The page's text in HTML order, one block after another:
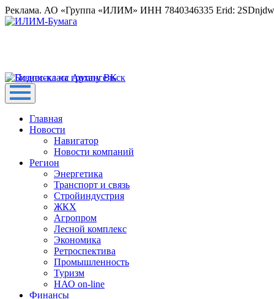
Реклама. АО «Группа «ИЛИМ» ИНН 7840346335 Erid:
Главная
Новости
Навигатор
Новости компаний
Регион
Энергетика
Транспорт и связь
Стройиндустрия
ЖКХ
Агропром
Лесной комплекс
Экономика
Ретроспектива
Промышленность
Туризм
НАО on-line
Финансы